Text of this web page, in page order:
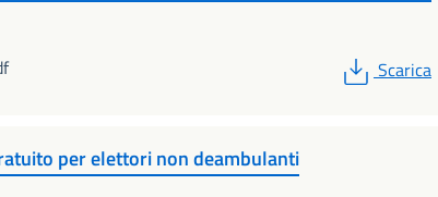
PDF
Scarica
per elettori non deambulanti